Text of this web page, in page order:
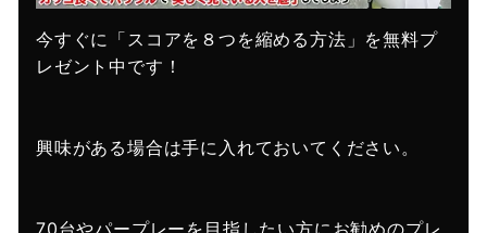
今すぐに「スコアを８つを縮める方法」を無料プ
レゼント中です！
興味がある場合は手に入れておいてください。